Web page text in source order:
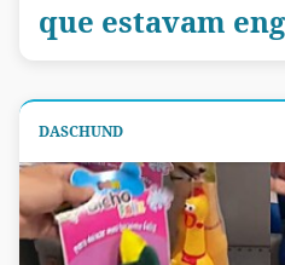
que estavam
DASCHUND